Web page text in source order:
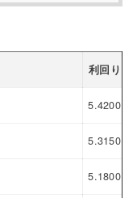
利回り
5.4200
5.3150
5.1800